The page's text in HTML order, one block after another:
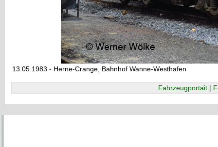
13.05.1983 - Herne-Crange, Bahnhof Wanne-Westhafen
Fahrzeugportait |